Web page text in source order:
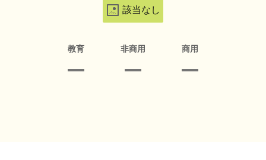
該当なし
教育 非商用 商用